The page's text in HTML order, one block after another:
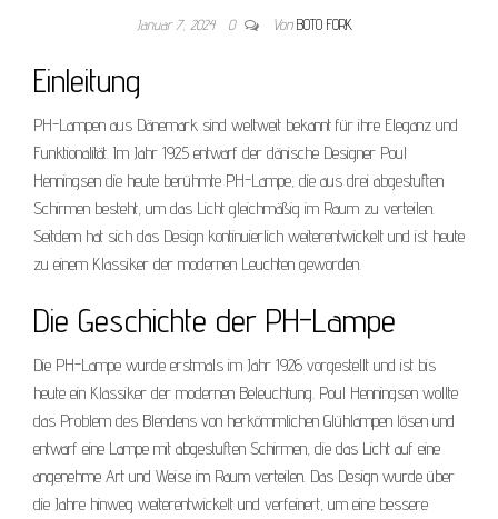
Januar 7, 2024 0 Von BOTO FORK
Einleitung
PH-Lampen aus Dänemark sind weltweit bekannt für ihre Eleganz und
Funktionalität. Im Jahr 1925 entwarf der dänische Designer Poul
Henningsen die heute berühmte PH-Lampe, die aus drei abgestuften
Schirmen besteht, um das Licht gleichmäßig im Raum zu verteilen.
Seitdem hat sich das Design kontinuierlich weiterentwickelt und ist heute
zu einem Klassiker der modernen Leuchten geworden.
Die Geschichte der PH-Lampe
Die PH-Lampe wurde erstmals im Jahr 1926 vorgestellt und ist bis
heute ein Klassiker der modernen Beleuchtung. Poul Henningsen wollte
das Problem des Blendens von herkömmlichen Glühlampen lösen und
entwarf eine Lampe mit abgestuften Schirmen, die das Licht auf eine
angenehme Art und Weise im Raum verteilen. Das Design wurde über
die Jahre hinweg weiterentwickelt und verfeinert, um eine bessere